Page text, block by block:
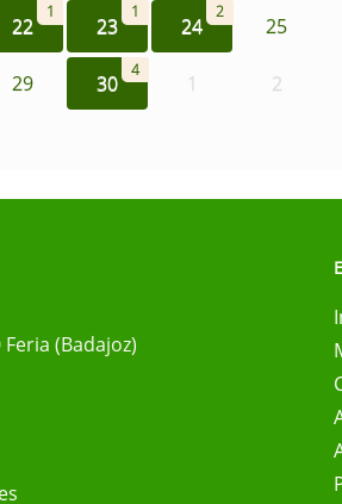
22
1
23
1
24
2
25
29 30
4
1 2
(Badajoz)